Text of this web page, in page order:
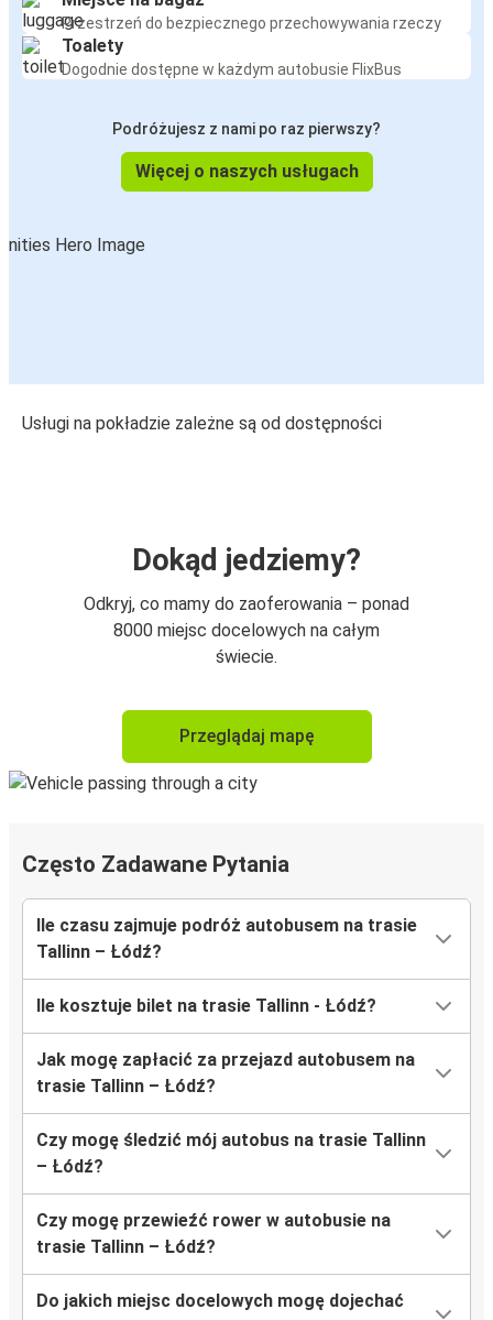
Przestrzeń do bezpiecznego przechowywania rzeczy
Toalety
Dogodnie dostępne w każdym autobusie FlixBus
Podróżujesz z nami po raz pierwszy?
Więcej o naszych usługach
Usługi na pokładzie zależne są od dostępności
Dokąd jedziemy?
Odkryj, co mamy do zaoferowania – ponad
8000 miejsc docelowych na całym
świecie.
Przeglądaj mapę
Często Zadawane Pytania
Ile czasu zajmuje podróż autobusem na trasie
Tallinn – Łódź?
Ile kosztuje bilet na trasie Tallinn - Łódź?
Jak mogę zapłacić za przejazd autobusem na
trasie Tallinn – Łódź?
Czy mogę śledzić mój autobus na trasie Tallinn
– Łódź?
Czy mogę przewieźć rower w autobusie na
trasie Tallinn – Łódź?
Do jakich miejsc docelowych mogę dojechać